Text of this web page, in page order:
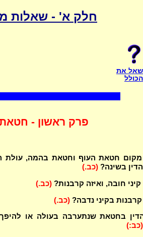
חלק א' - שאלות
שאל את
הכולל
פרק ראשון -
מקום חטאת העוף וחטאת בהמה, עולת
הדין בשינה? (כב.)
חובה, ואיזה קרבנות? (כב.)
קרבנות בקיני נדבה? (כב.)
בחטאת שנתערבה בעולה או
(כב:)